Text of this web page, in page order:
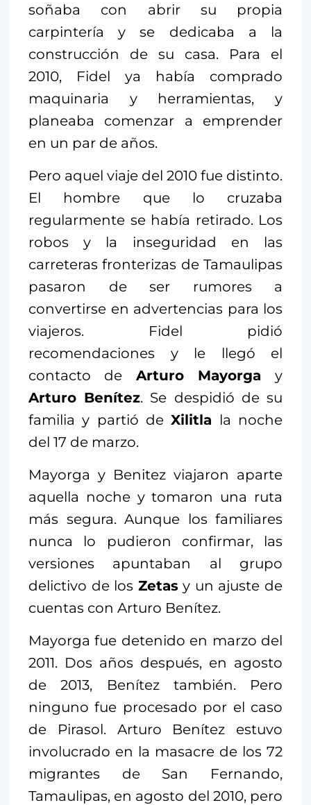
soñaba con abrir su propia
carpintería y se dedicaba a la
construcción de su casa. Para el
2010, Fidel ya había comprado
maquinaria y herramientas, y
planeaba comenzar a emprender
en un par de años.
Pero aquel viaje del 2010 fue distinto.
El hombre que lo cruzaba
regularmente se había retirado. Los
robos y la inseguridad en las
carreteras fronterizas de Tamaulipas
pasaron de ser rumores a
convertirse en advertencias para los
viajeros. Fidel pidió
recomendaciones y le llegó el
contacto de Arturo Mayorga y
Arturo Benítez. Se despidió de su
familia y partió deXilitla la noche
del 17 de marzo.
Mayorga y Benitez viajaron aparte
aquella noche y tomaron una ruta
más segura. Aunque los familiares
nunca lo pudieron confirmar, las
versiones apuntaban al grupo
delictivo de los Zetas y un ajuste de
cuentas con Arturo Benítez.
Mayorga fue detenido en marzo del
2011. Dos años después, en agosto
de 2013, Benítez también. Pero
ninguno fue procesado por el caso
de Pirasol. Arturo Benítez estuvo
involucrado en la masacre de los 72
migrantes de San Fernando,
Tamaulipas, en agosto del 2010, pero